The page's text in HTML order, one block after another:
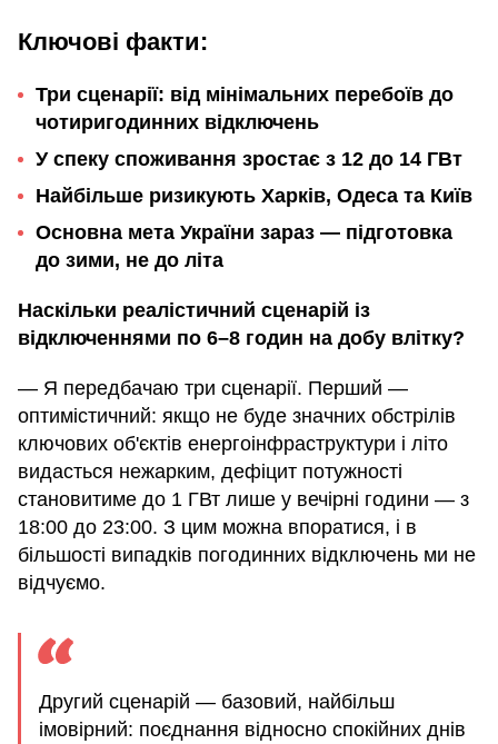
Ключові факти:
Три сценарії: від мінімальних перебоїв до
чотиригодинних відключень
У спеку споживання зростає з 12 до 14 ГВт
Найбільше ризикують Харків, Одеса та Київ
Основна мета України зараз — підготовка
до зими, не до літа
Наскільки реалістичний сценарій із
відключеннями по 6–8 годин на добу влітку?
— Я передбачаю три сценарії. Перший —
оптимістичний: якщо не буде значних обстрілів
ключових об'єктів енергоінфраструктури і літо
видасться нежарким, дефіцит потужності
становитиме до 1 ГВт лише у вечірні години — з
18:00 до 23:00. З цим можна впоратися, і в
більшості випадків погодинних відключень ми не
відчуємо.
Другий сценарій — базовий, найбільш
імовірний: поєднання відносно спокійних днів